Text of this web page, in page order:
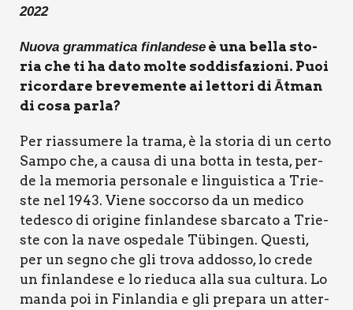
2022
Nuo­va gram­ma­ti­ca fin­lan­de­se è una bel­la sto­
ria che ti ha dato mol­te sod­di­sfa­zio­ni. Puoi
ricor­da­re bre­ve­men­te ai let­to­ri di Ātman
di cosa par­la?
Per rias­su­me­re la tra­ma, è la sto­ria di un cer­to
Sam­po che, a cau­sa di una bot­ta in testa, per­
de la memo­ria per­so­na­le e lin­gui­sti­ca a Trie­
ste nel 1943. Vie­ne soc­cor­so da un medi­co
tede­sco di ori­gi­ne fin­lan­de­se sbar­ca­to a Trie­
ste con la nave ospe­da­le Tübin­gen. Que­sti,
per un segno che gli tro­va addos­so, lo cre­de
un fin­lan­de­se e lo rie­du­ca alla sua cul­tu­ra. Lo
man­da poi in Fin­lan­dia e gli pre­pa­ra un atter­